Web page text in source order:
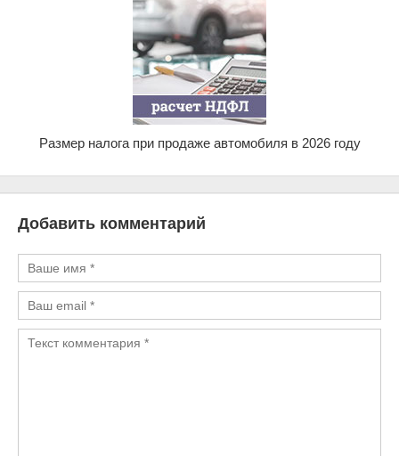
Размер налога при продаже автомобиля в 2026 году
Добавить комментарий